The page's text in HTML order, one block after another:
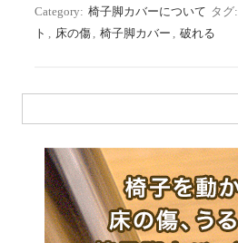
bo
ok
tte
r
re
Category: 椅子脚カバーについて タグ:
ト
床の傷 椅子脚カバー 破れる